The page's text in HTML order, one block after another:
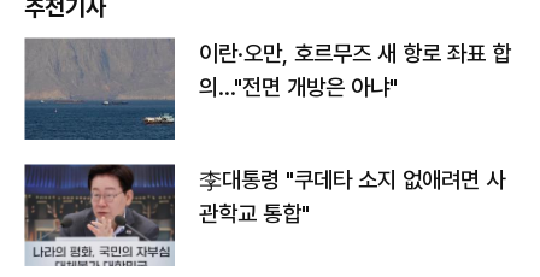
추천기사
이란·오만, 호르무즈 새 항로 좌표 합
의…"전면 개방은 아냐"
李대통령 "쿠데타 소지 없애려면 사
관학교 통합"